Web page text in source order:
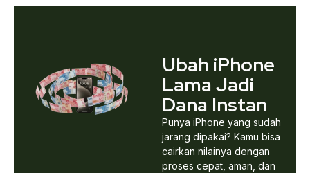
Ubah iPhone
Lama Jadi
Dana Instan
Punya iPhone yang sudah
jarang dipakai? Kamu bisa
cairkan nilainya dengan
proses cepat, aman, dan